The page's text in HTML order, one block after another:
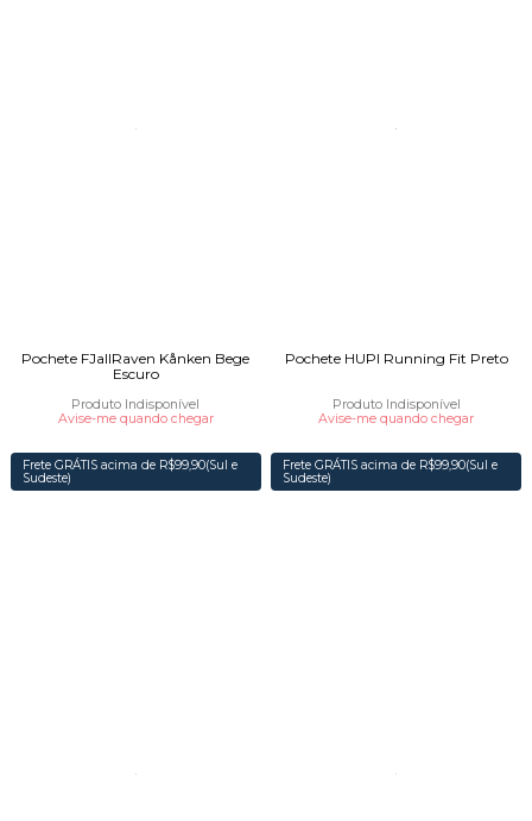
Pochete FJallRaven Kånken Bege
Escuro
Produto Indisponível
Avise-me quando chegar
Frete GRÁTIS acima de R$99,90(Sul e
Sudeste)
Pochete HUPI Running Fit Preto
Produto Indisponível
Avise-me quando chegar
Frete GRÁTIS acima de R$99,90(Sul e
Sudeste)